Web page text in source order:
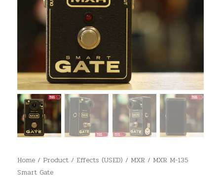
Home / Product / Effects (USED) / MXR / MXR M-135
Smart Gate